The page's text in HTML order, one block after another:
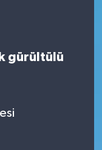
gürültülü